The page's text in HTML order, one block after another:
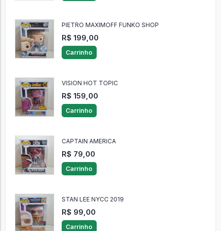
PIETRO MAXIMOFF FUNKO SHOP
R$ 199,00
Carrinho
VISION HOT TOPIC
R$ 159,00
Carrinho
CAPTAIN AMERICA
R$ 79,00
Carrinho
STAN LEE NYCC 2019
R$ 99,00
Carrinho